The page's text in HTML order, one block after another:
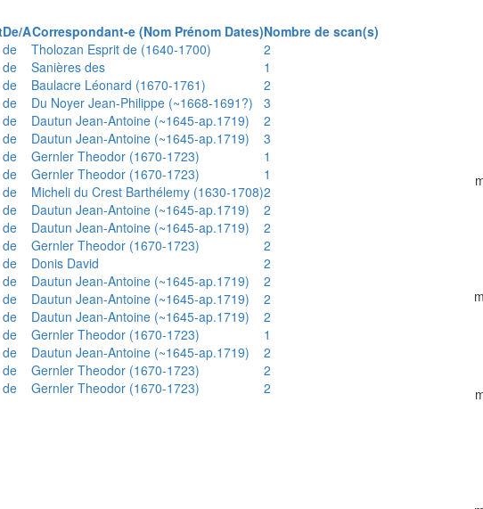
De/ACorrespondant-e (Nom Prénom Dates)Nombre de scan(s)
de Tholozan Esprit de (1640-1700)
2
de Sanières des
1
de Baulacre Léonard (1670-1761)
2
de Du Noyer Jean-Philippe (~1668-1691?)
3
de Dautun Jean-Antoine (~1645-ap.1719)
2
de Dautun Jean-Antoine (~1645-ap.1719)
3
de Gernler Theodor (1670-1723)
1
de Gernler Theodor (1670-1723)
1
de Micheli du Crest Barthélemy (1630-1708)2
de Dautun Jean-Antoine (~1645-ap.1719)
2
de Dautun Jean-Antoine (~1645-ap.1719)
2
de Gernler Theodor (1670-1723)
2
de Donis David
2
de Dautun Jean-Antoine (~1645-ap.1719)
2
de Dautun Jean-Antoine (~1645-ap.1719)
2
de Dautun Jean-Antoine (~1645-ap.1719)
2
de Gernler Theodor (1670-1723)
1
de Dautun Jean-Antoine (~1645-ap.1719)
2
de Gernler Theodor (1670-1723)
2
de Gernler Theodor (1670-1723)
2